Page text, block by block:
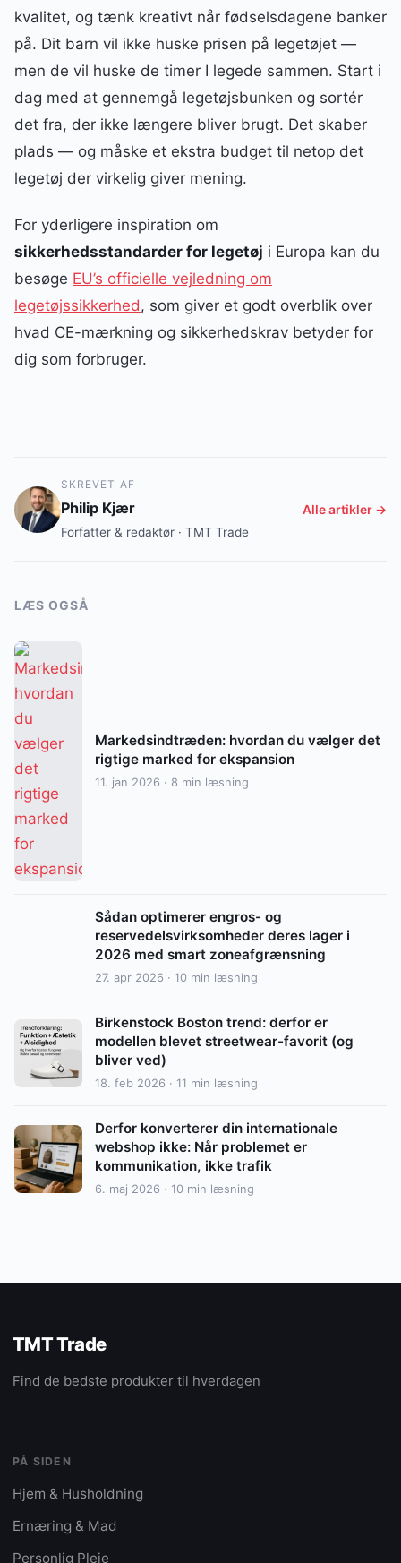
kvalitet, og tænk kreativt når fødselsdagene banker
på. Dit barn vil ikke huske prisen på legetøjet —
men de vil huske de timer I legede sammen. Start i
dag med at gennemgå legetøjsbunken og sortér
det fra, der ikke længere bliver brugt. Det skaber
plads — og måske et ekstra budget til netop det
legetøj der virkelig giver mening.
For yderligere inspiration om
sikkerhedsstandarder for legetøj i Europa kan du
besøge EU’s officielle vejledning om
legetøjssikkerhed , som giver et godt overblik over
hvad CE-mærkning og sikkerhedskrav betyder for
dig som forbruger.
SKREVET AF
Philip Kjær
Forfatter & redaktør · TMT Trade
Alle artikler →
LÆS OGSÅ
Markedsindtræden: hvordan du vælger det
rigtige marked for ekspansion
11. jan 2026 · 8 min læsning
Sådan optimerer engros- og
reservedelsvirksomheder deres lager i
2026 med smart zoneafgrænsning
27. apr 2026 · 10 min læsning
Birkenstock Boston trend: derfor er
modellen blevet streetwear-favorit (og
bliver ved)
18. feb 2026 · 11 min læsning
Derfor konverterer din internationale
webshop ikke: Når problemet er
kommunikation, ikke trafik
6. maj 2026 · 10 min læsning
TMT Trade
Find de bedste produkter til hverdagen
PÅ SIDEN
Hjem & Husholdning
Ernæring & Mad
Personlig Pleje